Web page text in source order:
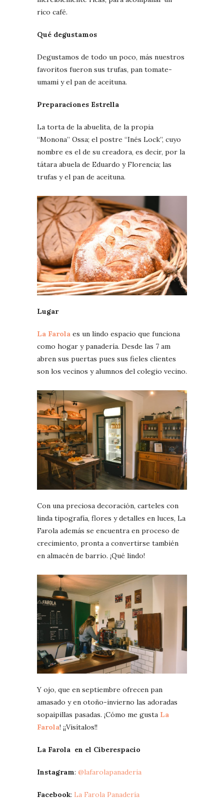
rico café.
Qué degustamos
Degustamos de todo un poco, más nuestros
favoritos fueron sus trufas, pan tomate-
umami y el pan de aceituna.
Preparaciones Estrella
La torta de la abuelita, de la propia
“Monona” Ossa; el postre “Inés Lock”, cuyo
nombre es el de su creadora, es decir, por la
tátara abuela de Eduardo y Florencia; las
trufas y el pan de aceituna.
Lugar
La Farola es un lindo espacio que funciona
como hogar y panadería. Desde las 7 am
abren sus puertas pues sus fieles clientes
son los vecinos y alumnos del colegio vecino.
Con una preciosa decoración, carteles con
linda tipografía, flores y detalles en luces, La
Farola además se encuentra en proceso de
crecimiento, pronta a convertirse también
en almacén de barrio. ¡Qué lindo!
Y ojo, que en septiembre ofrecen pan
amasado y en otoño-invierno las adoradas
sopaipillas pasadas. ¡Cómo me gusta La
Farola! ¡¡Visítalos!!
La Farola en el Ciberespacio
Instagram: @lafarolapanaderia
Facebook: La Farola Panadería